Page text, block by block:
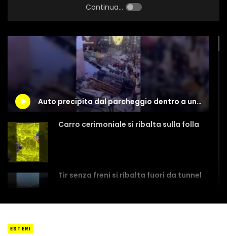
Continua...
Auto precipita dal parcheggio dentro a un centro commerciale
Carro cerimoniale si ribalta sulla folla
Tir senza freni si ribalta fuori da tunnel
ESTERI